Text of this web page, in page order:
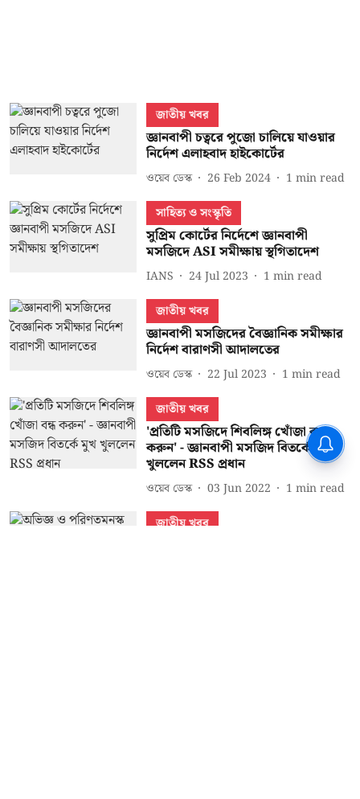
জাতীয় খবর
জ্ঞানবাপী চত্বরে পুজো চালিয়ে যাওয়ার
নির্দেশ এলাহবাদ হাইকোর্টের
ওয়েব ডেস্ক 26 Feb 2024 1 min read
সাহিত্য ও সংস্কৃতি
সুপ্রিম কোর্টের নির্দেশে জ্ঞানবাপী
মসজিদে ASI সমীক্ষায় স্থগিতাদেশ
IANS 24 Jul 2023 1 min read
জাতীয় খবর
জ্ঞানবাপী মসজিদের বৈজ্ঞানিক সমীক্ষার
নির্দেশ বারাণসী আদালতের
ওয়েব ডেস্ক 22 Jul 2023 1 min read
জাতীয় খবর
'প্রতিটি মসজিদে শিবলিঙ্গ খোঁজা বন্ধ
করুন' - জ্ঞানবাপী মসজিদ বিতর্কে মুখ
খুললেন RSS প্রধান
ওয়েব ডেস্ক 03 Jun 2022 1 min read
জাতীয় খবর